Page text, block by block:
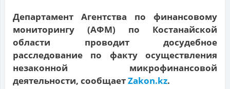
Департамент Агентства по финансовому
мониторингу (АФМ) по Костанайской
области проводит досудебное
расследование по факту осуществления
незаконной микрофинансовой
деятельности, сообщаетZakon.kz.